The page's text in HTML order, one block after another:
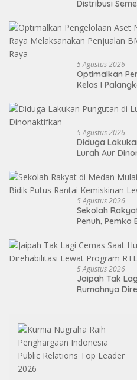
Distribusi
5 Agustus 2026
Optimalkan
Kelas I
5 Agustus 2026
Diduga
Lurah Aur
5 Agustus 2026
Sekolah
Penuh, Pemko
5 Agustus 2026
Jaipah Tak
Rumahnya